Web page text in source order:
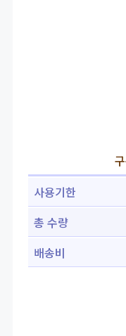
사용기한
총 수량
배송비